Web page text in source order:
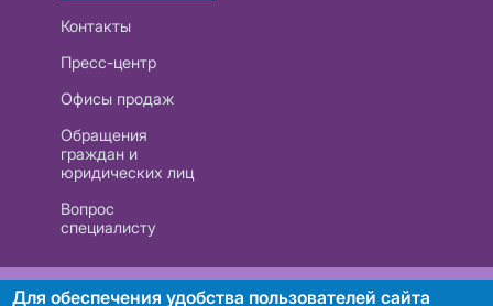
Контакты
Пресс-центр
Офисы продаж
Обращения
граждан и
юридических лиц
Вопрос
специалисту
РУП «Белтелеком». УНП 101007741
Для обеспечения удобства пользователей сайта